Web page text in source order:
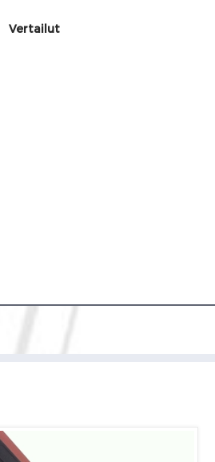
Vertailut